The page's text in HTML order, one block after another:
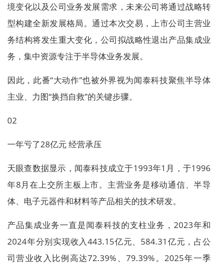
境变化以及公司业务发展需求，未来公司将通过战略转
型构建全新发展格局。通过本次交易，上市公司主营业
务结构将发生重大变化，公司拟战略性退出产品集成业
务，集中资源专注于半导体业务发展。
因此，此番“大动作”也被外界视为闻泰科技聚焦半导体
主业、力图“换挡自救”的关键步骤。
02
一年亏了28亿元 经营承压
天眼查数据显示，闻泰科技成立于1993年1月，于1996
年8月在上交所主板上市。主营业务是移动通信、半导
体、电子元器件和材料等产品相关的技术研发。
产品集成业务一直是闻泰科技的支柱业务，2023年和
2024年分别实现收入443.15亿元、584.31亿元，占公
司营业收入比例高达72.39%、79.39%。2025年一季